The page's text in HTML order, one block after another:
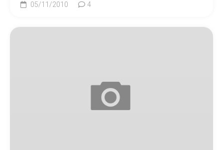
05/11/2010 4